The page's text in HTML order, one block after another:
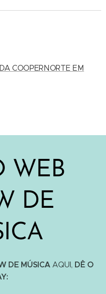
COOPERNORTE EM
WEB
DE
DE MÚSICAAQUI, DÊ O